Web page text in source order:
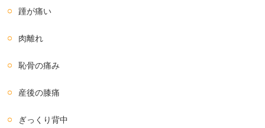
踵が痛い
肉離れ
恥骨の痛み
産後の膝痛
ぎっくり背中